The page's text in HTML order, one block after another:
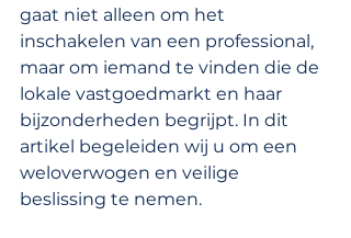
gaat niet alleen om het
inschakelen van een professional,
maar om iemand te vinden die de
lokale vastgoedmarkt en haar
bijzonderheden begrijpt. In dit
artikel begeleiden wij u om een
weloverwogen en veilige
beslissing te nemen.